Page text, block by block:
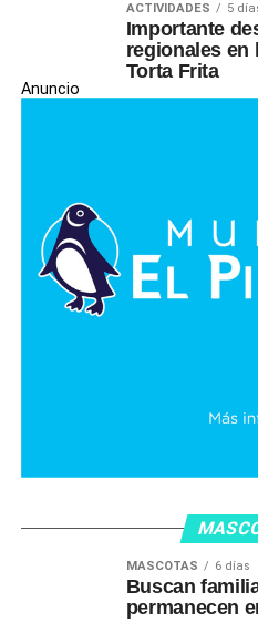
ACTIVIDADES 5
Importante
regionales en
Torta Frita
Anuncio
MASCOTAS 6 días
Buscan
permanecen